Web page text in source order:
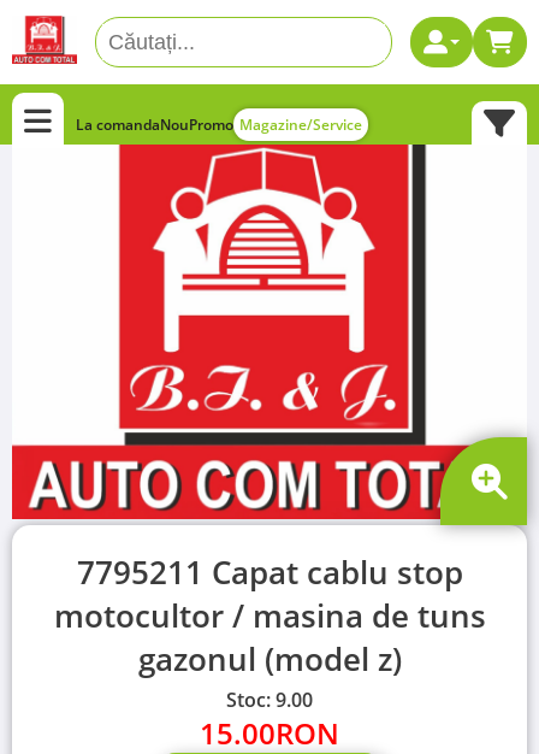
La comandaNouPromo Magazine/Service
7795211 Capat cablu stop
motocultor / masina de tuns
gazonul (model z)
Stoc: 9.00
15.00RON